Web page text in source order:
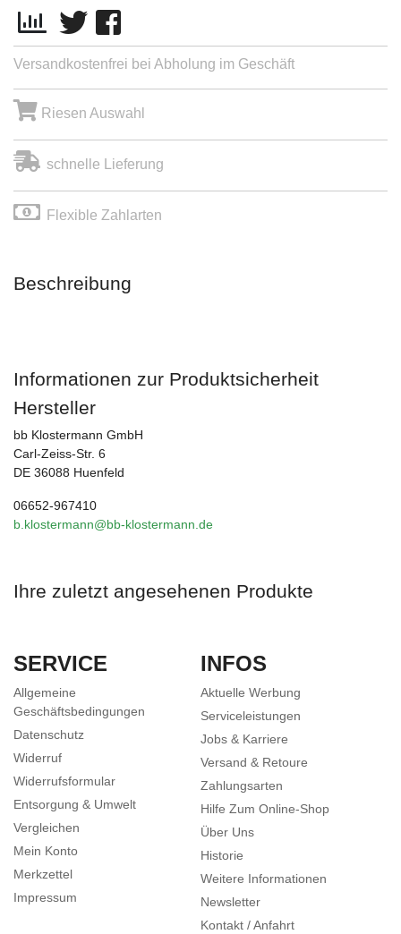
Versandkostenfrei bei Abholung im Geschäft
Riesen Auswahl
schnelle Lieferung
Flexible Zahlarten
Beschreibung
Informationen zur Produktsicherheit
Hersteller
bb Klostermann GmbH
Carl-Zeiss-Str. 6
DE 36088 Huenfeld
06652-967410
b.klostermann@bb-klostermann.de
Ihre zuletzt angesehenen Produkte
SERVICE
Allgemeine
Geschäftsbedingungen
Datenschutz
Widerruf
Widerrufsformular
Entsorgung & Umwelt
Vergleichen
Mein Konto
Merkzettel
Impressum
INFOS
Aktuelle Werbung
Serviceleistungen
Jobs & Karriere
Versand & Retoure
Zahlungsarten
Hilfe Zum Online-Shop
Über Uns
Historie
Weitere Informationen
Newsletter
Kontakt / Anfahrt